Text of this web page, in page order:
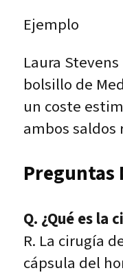
Ejemplo
Laura
bolsillo de
un coste
ambos
Preguntas
Q. ¿Qué es la
R. La cirugía
cápsula del